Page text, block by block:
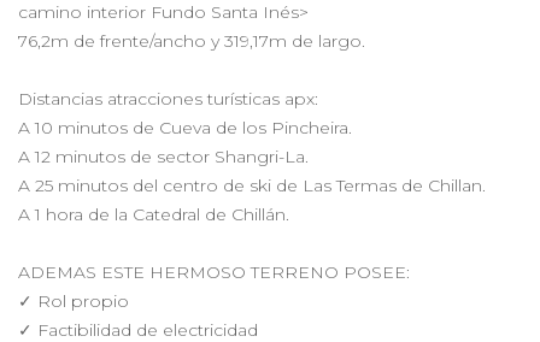
camino interior Fundo Santa Inés>
76,2m de frente/ancho y 319,17m de largo.
Distancias atracciones turísticas apx:
A 10 minutos de Cueva de los Pincheira.
A 12 minutos de sector Shangri-La.
A 25 minutos del centro de ski de Las Termas de Chillan.
A 1 hora de la Catedral de Chillán.
ADEMAS ESTE HERMOSO TERRENO POSEE:
✓ Rol propio
✓ Factibilidad de electricidad